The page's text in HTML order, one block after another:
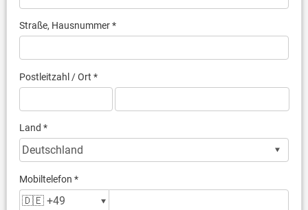
Straße, Hausnummer *
Postleitzahl / Ort *
Land *
Mobiltelefon *